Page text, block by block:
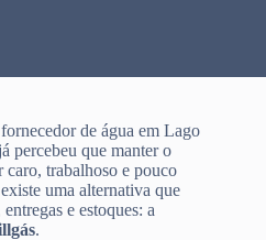
de água em Lago
percebeu que manter o
caro, trabalhoso e pouco
uma alternativa que
e estoques: a
.